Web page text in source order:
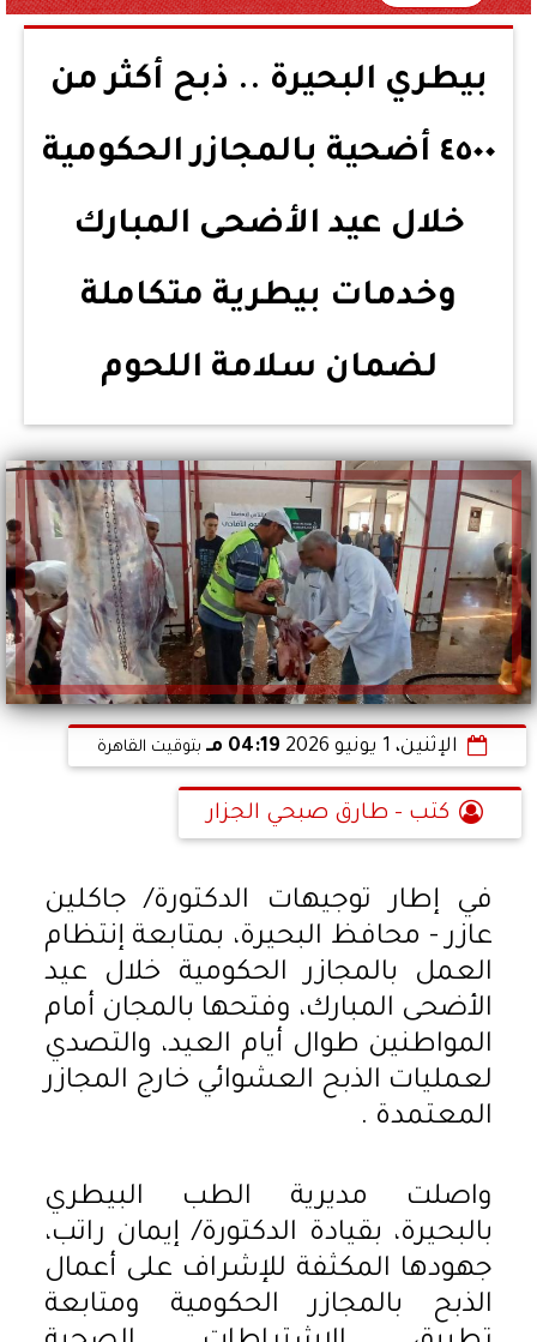
بيطري البحيرة .. ذبح أكثر من
٤٥٠٠ أضحية بالمجازر الحكومية
خلال عيد الأضحى المبارك
وخدمات بيطرية متكاملة
لضمان سلامة اللحوم
الإثنين، 1 يونيو 2026 04:19 مـ بتوقيت القاهرة
كتب - طارق صبحي الجزار
في إطار توجيهات الدكتورة/ جاكلين
عازر - محافظ البحيرة، بمتابعة إنتظام
العمل بالمجازر الحكومية خلال عيد
الأضحى المبارك، وفتحها بالمجان أمام
المواطنين طوال أيام العيد، والتصدي
لعمليات الذبح العشوائي خارج المجازر
المعتمدة .
واصلت مديرية الطب البيطري
بالبحيرة، بقيادة الدكتورة/ إيمان راتب،
جهودها المكثفة للإشراف على أعمال
الذبح بالمجازر الحكومية ومتابعة